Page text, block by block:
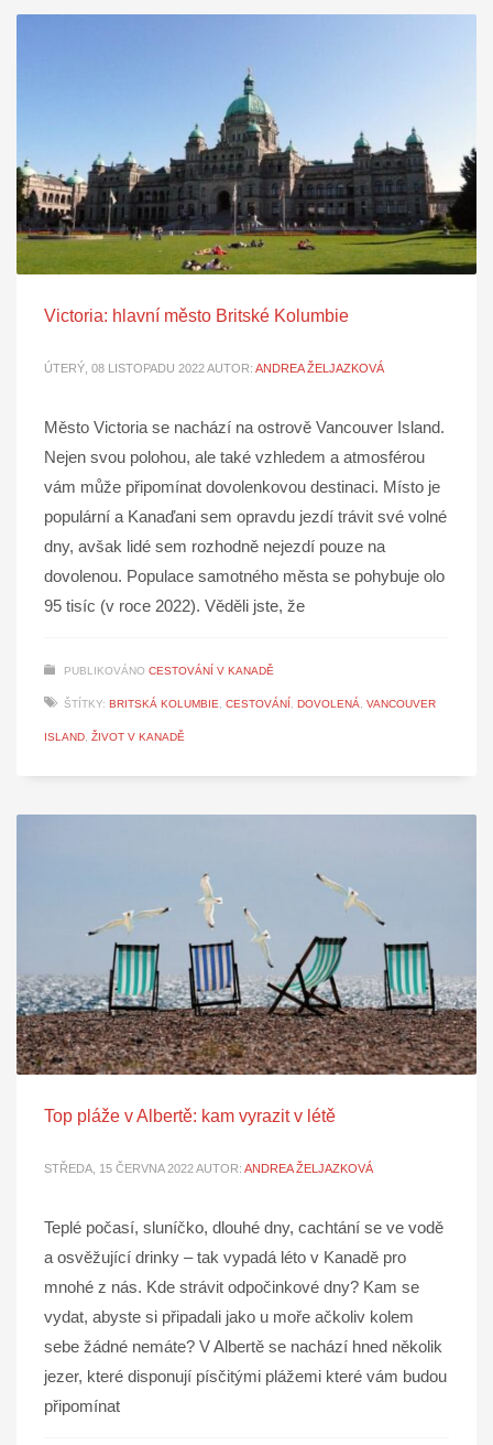
Victoria: hlavní město Britské Kolumbie
ÚTERÝ, 08 LISTOPADU 2022AUTOR: ANDREA ŽELJAZKOVÁ
Město Victoria se nachází na ostrově Vancouver Island.
Nejen svou polohou, ale také vzhledem a atmosférou
vám může připomínat dovolenkovou destinaci. Místo je
populární a Kanaďani sem opravdu jezdí trávit své volné
dny, avšak lidé sem rozhodně nejezdí pouze na
dovolenou. Populace samotného města se pohybuje olo
95 tisíc (v roce 2022). Věděli jste, že
PUBLIKOVÁNO CESTOVÁNÍ V KANADĚ
ŠTÍTKY: BRITSKÁ KOLUMBIE, CESTOVÁNÍ, DOVOLENÁ, VANCOUVER
ISLAND, ŽIVOT V KANADĚ
Top pláže v Albertě: kam vyrazit v létě
STŘEDA, 15 ČERVNA 2022AUTOR: ANDREA ŽELJAZKOVÁ
Teplé počasí, sluníčko, dlouhé dny, cachtání se ve vodě
a osvěžující drinky – tak vypadá léto v Kanadě pro
mnohé z nás. Kde strávit odpočinkové dny? Kam se
vydat, abyste si připadali jako u moře ačkoliv kolem
sebe žádné nemáte? V Albertě se nachází hned několik
jezer, které disponují písčitými plážemi které vám budou
připomínat